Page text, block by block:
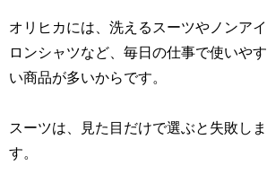
オリヒカには、洗えるスーツやノンアイ
ロンシャツなど、毎日の仕事で使いやす
い商品が多いからです。
スーツは、見た目だけで選ぶと失敗しま
す。